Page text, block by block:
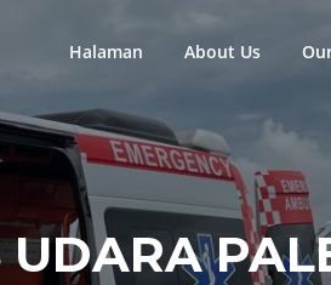
Halaman About Us